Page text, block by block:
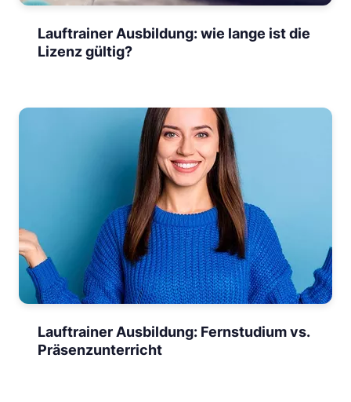
Lauftrainer Ausbildung: wie lange ist die
Lizenz gültig?
Lauftrainer Ausbildung: Fernstudium vs.
Präsenzunterricht